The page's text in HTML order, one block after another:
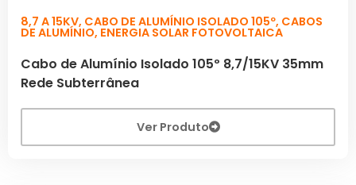
8,7 A 15KV, CABO DE ALUMÍNIO ISOLADO 105º, CABOS
DE ALUMÍNIO, ENERGIA SOLAR FOTOVOLTAICA
Cabo de Alumínio Isolado 105º 8,7/15KV 35mm
Rede Subterrânea
Ver Produto